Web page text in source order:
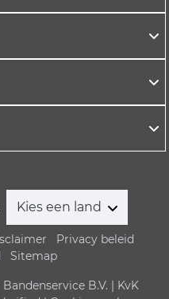
Kies een land
Privacy beleid
Sitemap
B.V. | KvK